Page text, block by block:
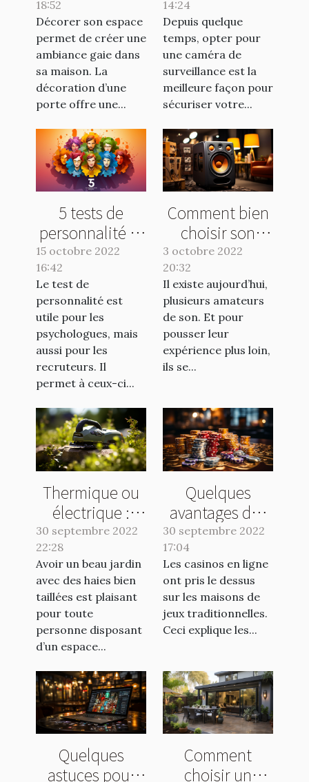
18:52
Décorer son espace
permet de créer une
ambiance gaie dans
sa maison. La
décoration d’une
porte offre une...
surveillance
sans fil ?
14:24
Depuis quelque
temps, opter pour
une caméra de
surveillance est la
meilleure façon pour
sécuriser votre...
5 tests de
personnalité et
leurs avantages
15 octobre 2022
16:42
Le test de
personnalité est
utile pour les
psychologues, mais
aussi pour les
recruteurs. Il
permet à ceux-ci...
Comment bien
choisir son
caisson de
3 octobre 2022
20:32
Il existe aujourd’hui,
plusieurs amateurs
de son. Et pour
pousser leur
expérience plus loin,
ils se...
Thermique ou
électrique :
quelle taille
haie choisir ?
30 septembre 2022
22:28
Avoir un beau jardin
avec des haies bien
taillées est plaisant
pour toute
personne disposant
d’un espace...
Quelques
avantages des
casinos en ligne
30 septembre 2022
17:04
Les casinos en ligne
ont pris le dessus
sur les maisons de
jeux traditionnelles.
Ceci explique les...
Quelques
astuces pour
Comment
choisir un